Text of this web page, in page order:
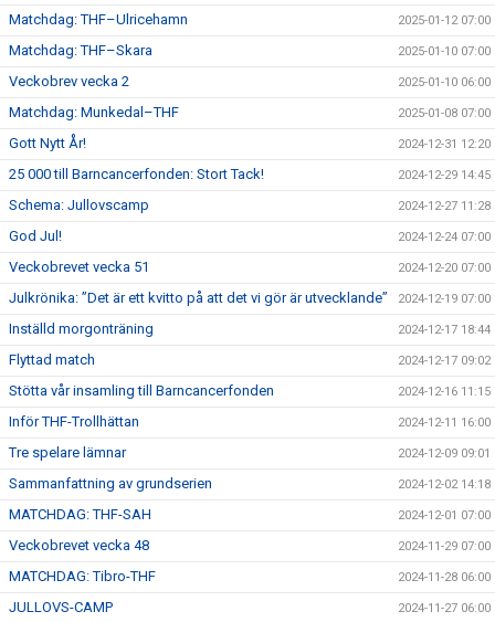
Matchdag: THF–Ulricehamn 2025-01-12 07:00
Matchdag: THF–Skara 2025-01-10 07:00
Veckobrev vecka 2 2025-01-10 06:00
Matchdag: Munkedal–THF 2025-01-08 07:00
Gott Nytt År! 2024-12-31 12:20
25 000 till Barncancerfonden: Stort Tack! 2024-12-29 14:45
Schema: Jullovscamp 2024-12-27 11:28
God Jul! 2024-12-24 07:00
Veckobrevet vecka 51 2024-12-20 07:00
Julkrönika: ”Det är ett kvitto på att det vi gör är utvecklande” 2024-12-19 07:00
Inställd morgonträning 2024-12-17 18:44
Flyttad match 2024-12-17 09:02
Stötta vår insamling till Barncancerfonden 2024-12-16 11:15
Inför THF-Trollhättan 2024-12-11 16:00
Tre spelare lämnar 2024-12-09 09:01
Sammanfattning av grundserien 2024-12-02 14:18
MATCHDAG: THF-SAH 2024-12-01 07:00
Veckobrevet vecka 48 2024-11-29 07:00
MATCHDAG: Tibro-THF 2024-11-28 06:00
JULLOVS-CAMP 2024-11-27 06:00